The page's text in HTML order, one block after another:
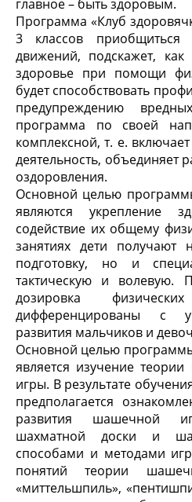
главное – быть здоровым.
Программа «Клуб
3 классов
движений, подскажет, как
здоровье при помощи
будет способствовать
предупреждению
программа по своей
комплексной, т. е.
деятельность, объединяет
оздоровления.
Основной целью
являются укрепление
содействие их общему
занятиях дети получают
подготовку, но и
тактическую и волевую.
дозировка
дифференцированы с
развития мальчиков и
Основной целью
является изучение
игры. В результате
предполагается
развития шашечной
шахматной доски и
способами и методами
понятий теории
«миттельшпиль»,